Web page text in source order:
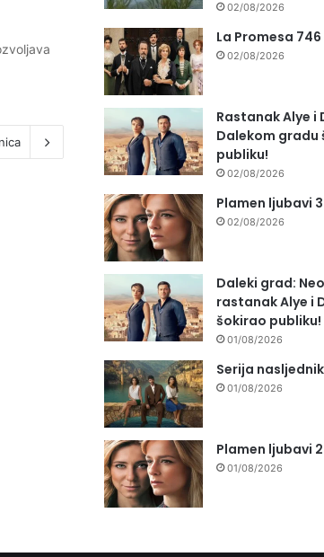
02/08/2026
La Promesa
02/08/2026
Rastanak Alye i
Dalekom gradu
publiku!
02/08/2026
Plamen ljubavi
02/08/2026
Daleki grad:
rastanak Alye i
šokirao publiku!
01/08/2026
Serija
01/08/2026
Plamen ljubavi
01/08/2026